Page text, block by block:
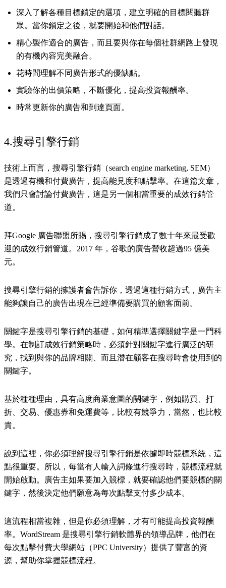
深入了解各種目標鎖定的選項，建立明確的目標閱聽群
眾。當你鎖定之後，就要開始和他們對話。
精心製作適合的廣告，而且要與你在每個社群網路上發現
的有機內容完美融合。
花時間理解不同廣告形式的優缺點。
實驗你的出價策略，不斷優化，提高投資報酬率。
時常更新你的廣告和到達頁面。
4.搜尋引擎行銷
技術上而言，搜尋引擎行銷（search engine marketing, SEM）
是透過有機和付費廣告，提高能見度和點擊率。在這篇文章，
我們只會討論付費廣告，這是另一個相當重要的成效行銷管
道。
拜Google 廣告聯盟所賜，搜尋引擎行銷成了數十年來最受歡
迎的成效行銷管道。2017 年，谷歌的廣告營收超過95 億美
元。
搜尋引擎行銷的擁護者會告訴你，透過這種行銷方式，廣告主
能夠讓自己的廣告出現在已經準備要購買的顧客面前。
關鍵字是搜尋引擎行銷的基礎，如何精準選擇關鍵字是一門科
學。在制訂成效行銷策略時，必須針對關鍵字進行廣泛的研
究，找到與你的品牌相關、而且潛在顧客在搜尋時會使用到的
關鍵字。
基於種種理由，具有高度商業意圖的關鍵字，例如購買、打
折、交易、優惠券和免運費等，比較有競爭力，當然，也比較
貴。
說到這裡，你必須理解搜尋引擎行銷是依據即時競標系統，這
點很重要。所以，每當有人輸入詞條進行搜尋時，競標流程就
開始啟動。廣告主如果要加入競標，就要確認他們要競標的關
鍵字，然後決定他們願意為每次點擊支付多少成本。
這流程相當複雜，但是你必須理解，才有可能提高投資報酬
率。WordStream 是搜尋引擎行銷軟體界的領導品牌，他們在
每次點擊付費大學網站（PPC University）提供了豐富的資
源，幫助你掌握競標流程。